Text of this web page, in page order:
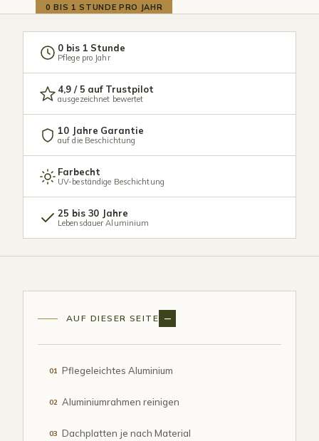
0 BIS 1 STUNDE PRO JAHR
0 bis 1 Stunde
Pflege pro Jahr
4,9 / 5 auf Trustpilot
ausgezeichnet bewertet
10 Jahre Garantie
auf die Beschichtung
Farbecht
UV-beständige Beschichtung
25 bis 30 Jahre
Lebensdauer Aluminium
AUF DIESER SEITE
01 Pflegeleichtes Aluminium
02 Aluminiumrahmen reinigen
03 Dachplatten je nach Material